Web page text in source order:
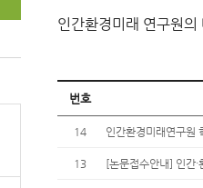
인간환경미래 연구원
번호
14 인간환경미래연구원
13 [논문접수안내] 인간